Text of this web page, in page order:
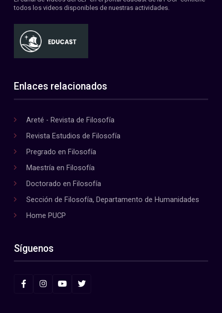
todos los videos disponibles de nuestras actividades.
Enlaces relacionados
Areté - Revista de Filosofía
Revista Estudios de Filosofía
Pregrado en Filosofía
Maestría en Filosofía
Doctorado en Filosofía
Sección de Filosofía, Departamento de Humanidades
Home PUCP
Síguenos